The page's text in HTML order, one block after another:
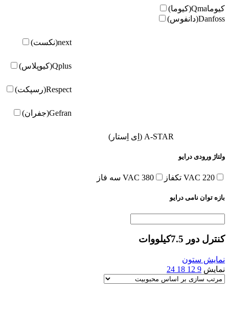
کیوماQma(کیوما)
Danfoss(دانفوس)
next(نکست)
Qplus(کیوپلاس)
Respect(رسپکت)
Gefran(جفران)
A-STAR (اِی اِستار)
ولتاژ ورودی درایو
220 VAC تکفاز 380 VAC سه فاز
بازه توان نامی درایو
کنترل دور 7.5کیلووات
نمایش ستون
نمایش 9
12
18
24